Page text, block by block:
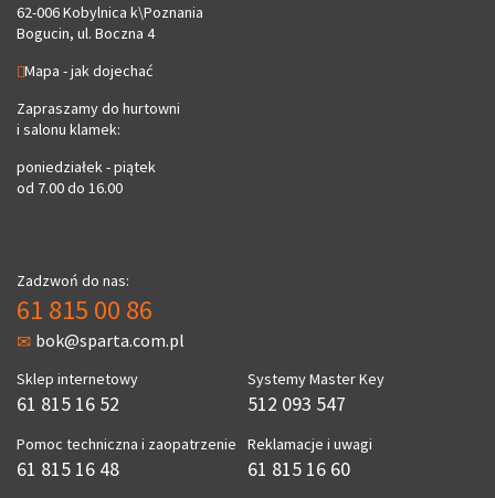
62-006 Kobylnica k\Poznania
Bogucin, ul. Boczna 4
Mapa - jak dojechać
Zapraszamy do hurtowni
i salonu klamek:
poniedziałek - piątek
od 7.00 do 16.00
Zadzwoń do nas:
61 815 00 86
bok@sparta.com.pl
Sklep internetowy
61 815 16 52
Pomoc techniczna i zaopatrzenie
61 815 16 48
Systemy Master Key
512 093 547
Reklamacje i uwagi
61 815 16 60